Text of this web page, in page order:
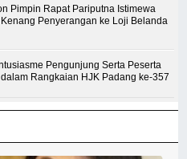
Pimpin Rapat Pariputna Istimewa
Penyerangan ke Loji Belanda
Pengunjung Serta Peserta
Rangkaian HJK Padang ke-357